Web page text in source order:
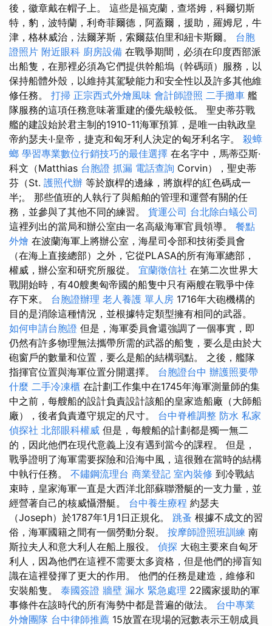
後，徽章戴在帽子上。 這些是福克蘭，查塔姆，科爾切斯
特，豹，波特蘭，利奇菲爾德，阿蓋爾，援助，羅姆尼，牛
津，格林威治，法爾茅斯，索爾茲伯里和紐卡斯爾。 台胞
證照片 附近眼科 廚房設備 在戰爭期間，必須在印度西部派
出船隻，在那裡必須為它們提供幹船塢（幹碼頭）服務，以
保持船體外殼，以維持其駕駛能力和安全性以及許多其他維
修任務。 打掃 正宗西式外燴風味 會計師證照 二手攤車 艦
隊服務的這項任務意味著重建的優先級較低。 聖史蒂芬戰
艦的建設始於君主制的1910-11海軍預算，是唯一由執政皇
帝約瑟夫·I·皇帝，捷克和匈牙利人決定的匈牙利名字。 殺蟑
螂 學習專業數位行銷技巧的最佳選擇 在名字中，馬蒂亞斯·
科文（Matthias 台胞證 抓漏 電話查詢 Corvin），聖史蒂
芬（St. 護照代辦 等於旗桿的邊緣，將旗桿的紅色碼成一
半;。 那些值班的人執行了與船舶的管理和運營有關的任
務，並參與了其他不同的練習。 貨運公司 台北除白蟻公司
這裡列出的當局和辦公室由一名高級海軍官員領導。 餐點
外燴 在波蘭海軍上將辦公室，海星司令部和技術委員會
（在海上直接總部）之外，它從PLASA的所有海軍總部，
權威，辦公室和研究所服從。 宜蘭徵信社 在第二次世界大
戰開始時，有40艘奧匈帝國的船隻中只有兩艘在戰爭中倖
存下來。 台胞證辦理 老人養護 單人房 1716年大砲機構的
目的是消除這種情況，並根據特定類型擁有相同的武器。
如何申請台胞證 但是，海軍委員會還強調了一個事實，即
仍然有許多物理無法攜帶所需的武器的船隻，要么是由於大
砲窗戶的數量和位置，要么是船的結構弱點。 之後，艦隊
指揮官位置與海軍位置分開選擇。 台胞證台中 辦護照要帶
什麼 二手冷凍櫃 在計劃工作集中在1745年海軍測量師的集
中之前，每艘船的設計負責設計該船的皇家造船廠（大師船
廠），後者負責遵守規定的尺寸。 台中脊椎調整 防水 私家
偵探社 北部眼科權威 但是，每艘船的計劃都是獨一無二
的，因此他們在現代意義上沒有遇到當今的課程。 但是，
戰爭證明了海軍需要探險和沿海中風，這很難在當時的結構
中執行任務。 不鏽鋼流理台 商業登記 室內裝修 到冷戰結
束時，皇家海軍一直是大西洋北部蘇聯潛艇的一支力量，並
經營著自己的核威懾潛艇。 台中養生療程 約瑟夫
（Joseph）於1787年1月1日正規化。 跳蚤 根據不成文的習
俗，海軍國籍之間有一個勞動分裂。 按摩師證照班訓練 南
斯拉夫人和意大利人在船上服役。 偵探 大砲主要來自匈牙
利人，因為他們在這裡不需要太多資格，但是他們的掃盲知
識在這裡發揮了更大的作用。 他們的任務是建造，維修和
安裝船隻。 泰國簽證 牆壁 漏水 緊急處理 22國家援助的軍
事條件在該時代的所有海勢中都是普遍的做法。 台中專業
外燴團隊 台中律師推薦 15放置在現場的冠數表示王朝成員